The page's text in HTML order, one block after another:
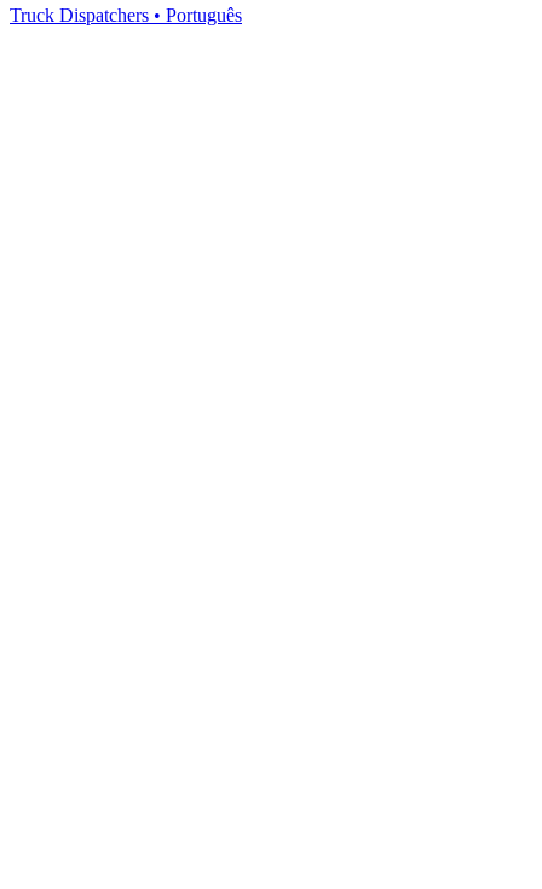
Truck Dispatchers • Português